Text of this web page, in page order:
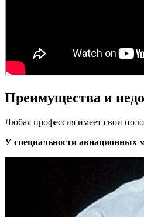
Преимущества и
Любая профессия имеет свои
У специальности авиационных